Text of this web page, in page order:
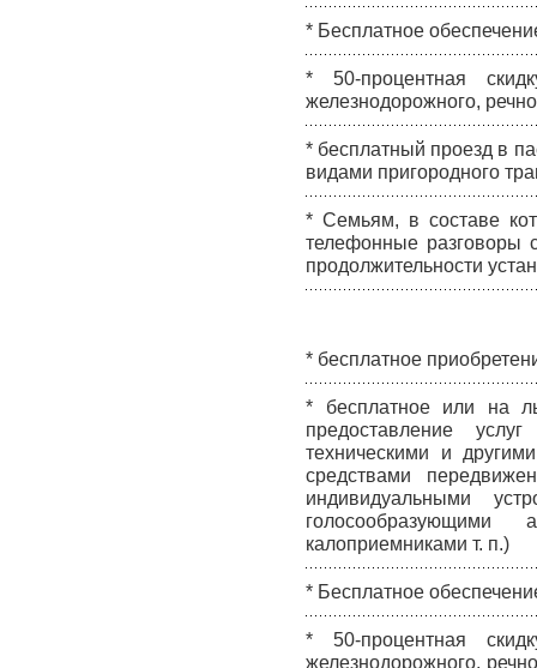
* Бесплатное
* 50-процентная
железнодорожного,
* бесплатный проезд в
видами пригородного
* Семьям, в составе
телефонные разговоры
продолжительности
* бесплатное
* бесплатное или на
предоставление
техническими и
средствами
индивидуальными
голосообразующими
калоприемниками т. п.)
* Бесплатное
* 50-процентная
железнодорожного,